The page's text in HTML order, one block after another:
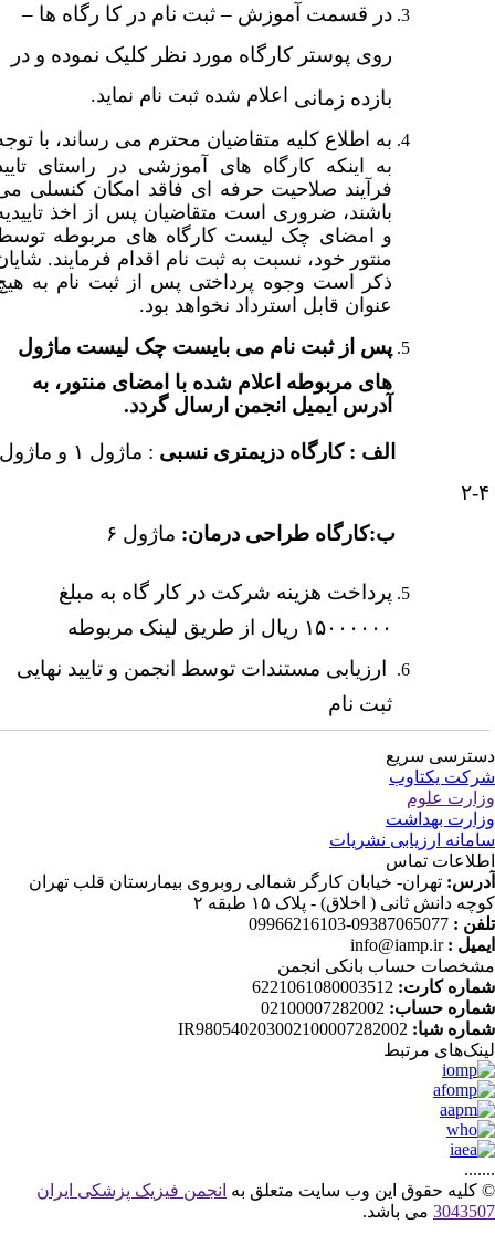
در قسمت آموزش – ثبت نام در کا رگاه ها–
روی پوستر کارگاه مورد نظر کلیک نموده و در
بازده زمانی اعلام شده ثبت نام نماید.
به اطلاع کلیه متقاضیان محترم می رساند، با توجه
به اینکه کارگاه های آموزشی در راستای تایید
فرآیند صلاحیت حرفه ای فاقد امکان کنسلی می
باشند، ضروری است متقاضیان پس از اخذ تاییدیه
و امضای چک لیست کارگاه های مربوطه توسط
منتور خود، نسبت به ثبت نام اقدام فرمایند. شایان
ذکر است وجوه پرداختی پس از ثبت نام به هیچ
عنوان قابل استرداد نخواهد بود.
پس از ثبت نام می بایست چک لیست ماژول
های مربوطه اعلام شده با امضای منتور، به
آدرس ایمیل انجمن ارسال گردد.
: کارگاه دزیمتری نسبی
: ماژول ۱ و ماژول
طراحی درمان:ماژول ۶
پرداخت هزینه شرکت در کار گاه به مبلغ
۱۵۰۰۰۰۰۰ ریال از طریق لینک مربوطه
ارزیابی مستندات توسط انجمن و تایید نهایی
ثبت نام
سریع
یکتاوب
علوم
بهداشت
ارزیابی نشریات
تماس
تهران- خیابان کارگر شمالی روبروی بیمارستان قلب تهران
دانش ثانی ( اخلاق) - پلاک ۱۵ طبقه ۲
:
09387065077-09966216103
:
info@iamp.ir
حساب بانکی انجمن
کارت:6221061080003512
حساب:02100007282002
شبا:IR980540203002100007282002
مرتبط
کلیه حقوق این وب سایت متعلق بهانجمن فیزیک پزشکی ایران
می باشد.